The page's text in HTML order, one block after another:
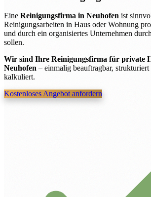
Eine Reinigungsfirma in Neuhofen ist
Reinigungsarbeiten in Haus oder Wohnung
und durch ein organisiertes Unternehmen
sollen.
Wir sind Ihre Reinigungsfirma für private
Neuhofen – einmalig beauftragbar,
kalkuliert.
Kostenloses Angebot anfordern